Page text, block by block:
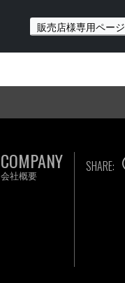
販売店様専用ページ
COMPANY
会社概要
SHARE: